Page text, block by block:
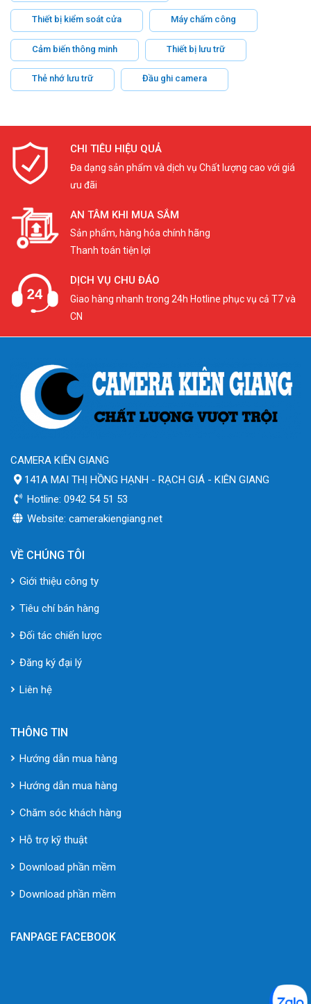
Thiết bị kiểm soát cửa Máy chấm công
Cảm biến thông minh Thiết bị lưu trữ
Thẻ nhớ lưu trữ Đầu ghi camera
CHI TIÊU HIỆU QUẢ
Đa dạng sản phẩm và dịch vụ Chất lượng cao với giá
ưu đãi
AN TÂM KHI MUA SẮM
Sản phẩm, hàng hóa chính hãng
Thanh toán tiện lợi
DỊCH VỤ CHU ĐÁO
Giao hàng nhanh trong 24h Hotline phục vụ cả T7 và
CN
CAMERA KIÊN GIANG
141A MAI THỊ HỒNG HẠNH - RẠCH GIÁ - KIÊN GIANG
Hotline: 0942 54 51 53
Website: camerakiengiang.net
VỀ CHÚNG TÔI
Giới thiệu công ty
Tiêu chí bán hàng
Đối tác chiến lược
Đăng ký đại lý
Liên hệ
THÔNG TIN
Hướng dẫn mua hàng
Hướng dẫn mua hàng
Chăm sóc khách hàng
Hỗ trợ kỹ thuật
Download phần mềm
Download phần mềm
FANPAGE FACEBOOK